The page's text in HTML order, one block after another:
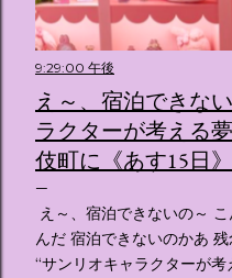
9:29:00 午後
え～、宿泊できな
ラクターが考える
伎町に《あす15日
え～、宿泊できないの～
んだ 宿泊できないのかあ
“サンリオキャラクターが